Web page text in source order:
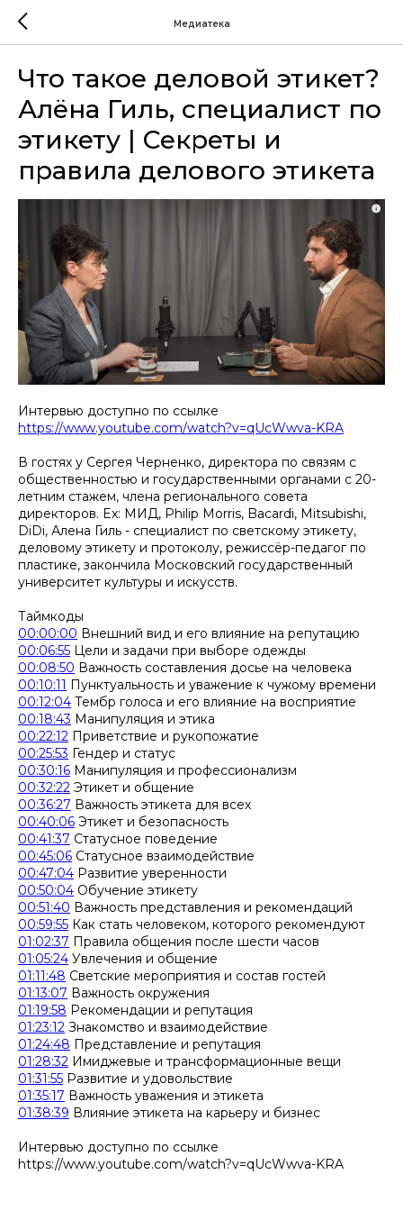
Медиатека
Что такое деловой этикет?
Алёна Гиль, специалист по
этикету | Секреты и
правила делового этикета
Интервью доступно по ссылке
https://www.youtube.com/watch?v=qUcWwva-KRA
В гостях у Сергея Черненко, директора по связям с
общественностью и государственными органами с 20-
летним стажем, члена регионального совета
директоров. Ex: МИД, Philip Morris, Bacardi, Mitsubishi,
DiDi, Алена Гиль - специалист по светскому этикету,
деловому этикету и протоколу, режиссёр-педагог по
пластике, закончила Московский государственный
университет культуры и искусств.
Таймкоды
00:00:00 Внешний вид и его влияние на репутацию
00:06:55 Цели и задачи при выборе одежды
00:08:50 Важность составления досье на человека
00:10:11 Пунктуальность и уважение к чужому времени
00:12:04 Тембр голоса и его влияние на восприятие
00:18:43 Манипуляция и этика
00:22:12 Приветствие и рукопожатие
00:25:53 Гендер и статус
00:30:16 Манипуляция и профессионализм
00:32:22 Этикет и общение
00:36:27 Важность этикета для всех
00:40:06 Этикет и безопасность
00:41:37 Статусное поведение
00:45:06 Статусное взаимодействие
00:47:04 Развитие уверенности
00:50:04 Обучение этикету
00:51:40 Важность представления и рекомендаций
00:59:55 Как стать человеком, которого рекомендуют
01:02:37 Правила общения после шести часов
01:05:24 Увлечения и общение
01:11:48 Светские мероприятия и состав гостей
01:13:07 Важность окружения
01:19:58 Рекомендации и репутация
01:23:12 Знакомство и взаимодействие
01:24:48 Представление и репутация
01:28:32 Имиджевые и трансформационные вещи
01:31:55 Развитие и удовольствие
01:35:17 Важность уважения и этикета
01:38:39 Влияние этикета на карьеру и бизнес
Интервью доступно по ссылке
https://www.youtube.com/watch?v=qUcWwva-KRA